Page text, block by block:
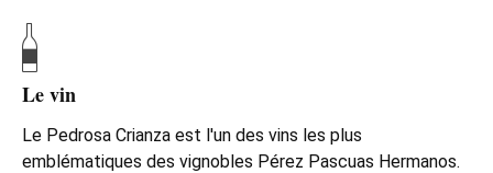
Le vin
Le Pedrosa Crianza est l'un des vins les plus
emblématiques des vignobles Pérez Pascuas Hermanos.